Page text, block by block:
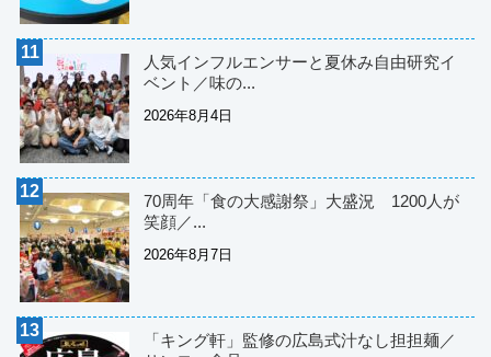
人気インフルエンサーと夏休み自由研究イ
ベント／味の...
2026年8月4日
70周年「食の大感謝祭」大盛況 1200人が
笑顔／...
2026年8月7日
「キング軒」監修の広島式汁なし担担麺／